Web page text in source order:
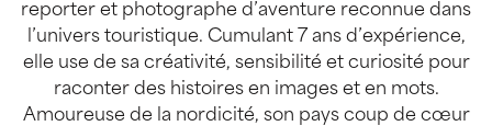
reporter et photographe d’aventure reconnue dans
l’univers touristique. Cumulant 7 ans d’expérience,
elle use de sa créativité, sensibilité et curiosité pour
raconter des histoires en images et en mots.
Amoureuse de la nordicité, son pays coup de cœur